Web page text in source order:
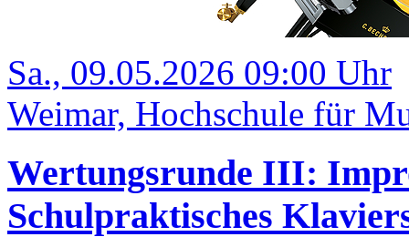
Sa., 09.05.2026 09:00 Uhr
Weimar, Hochschule für
Wertungsrunde III:
Schulpraktisches